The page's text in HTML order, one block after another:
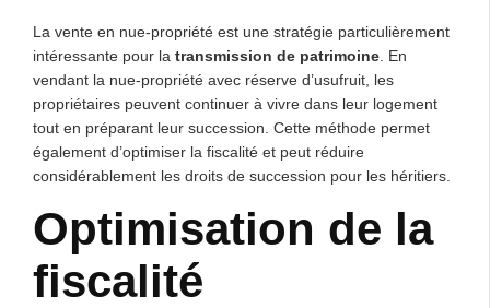
La vente en nue-propriété est une stratégie particulièrement
intéressante pour la transmission de patrimoine . En
vendant la nue-propriété avec réserve d’usufruit, les
propriétaires peuvent continuer à vivre dans leur logement
tout en préparant leur succession. Cette méthode permet
également d’optimiser la fiscalité et peut réduire
considérablement les droits de succession pour les héritiers.
Optimisation de la
fiscalité